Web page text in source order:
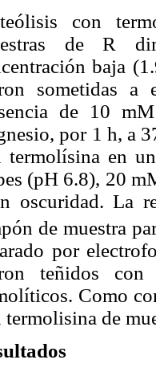
con
de R
baja
sometidas a
de 10
por 1 h, a
termolísina en
(pH 6.8), 20
oscuridad. La
de muestra
por
teñidos
Como
termolisina de